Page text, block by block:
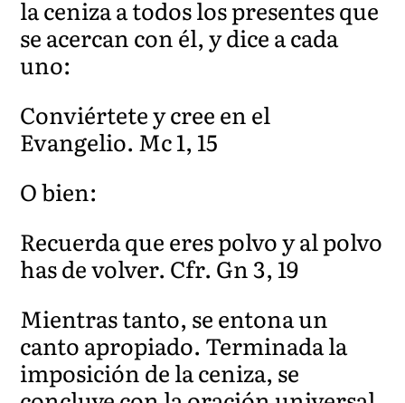
la ceniza a todos los presentes que
se acercan con él, y dice a cada
uno:
Conviértete y cree en el
Evangelio. Mc 1, 15
O bien:
Recuerda que eres polvo y al polvo
has de volver. Cfr. Gn 3, 19
Mientras tanto, se entona un
canto apropiado. Terminada la
imposición de la ceniza, se